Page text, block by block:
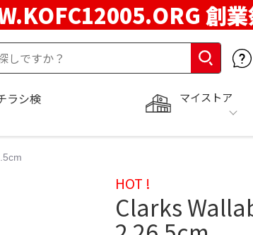
創
マイストア
ラシ検
HOT !
Clarks